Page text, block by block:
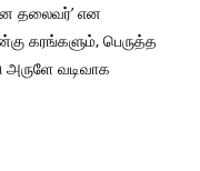
தலைவர்’ என
கரங்களும், பெருத்த
வடிவாக